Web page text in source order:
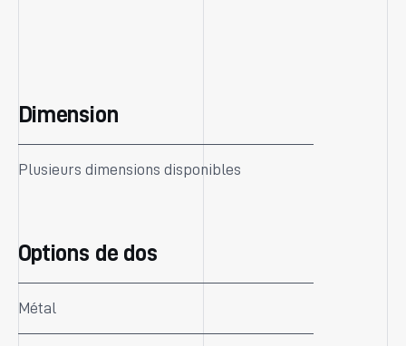
Dimension
Plusieurs dimensions disponibles
Options de dos
Métal